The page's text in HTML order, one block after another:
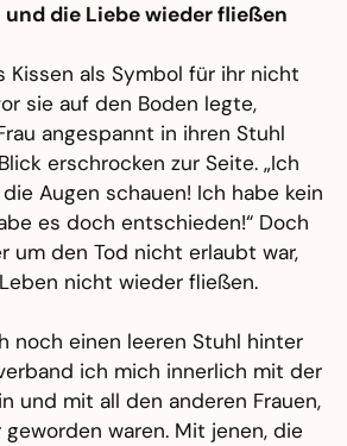
und die Liebe wieder fließen
Kissen als Symbol für ihr nicht
sie auf den Boden legte,
angespannt in ihren Stuhl
erschrocken zur Seite. „Ich
Augen schauen! Ich habe kein
es doch entschieden!“ Doch
um den Tod nicht erlaubt war,
nicht wieder fließen.
noch einen leeren Stuhl hinter
ich mich innerlich mit der
und mit all den anderen Frauen,
waren. Mit jenen, die